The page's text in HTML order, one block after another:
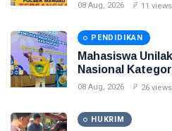
08 Aug, 2026 11 views
PENDIDIKAN
Mahasiswa
Nasional
08 Aug, 2026 26 views
HUKRIM